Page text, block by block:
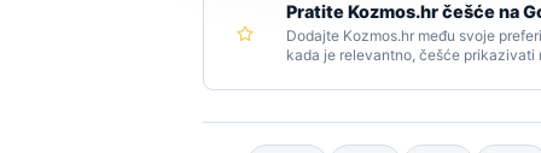
Pratite Kozmos.hr češće na
Dodajte Kozmos.hr među svoje
kada je relevantno, češće prikazivati